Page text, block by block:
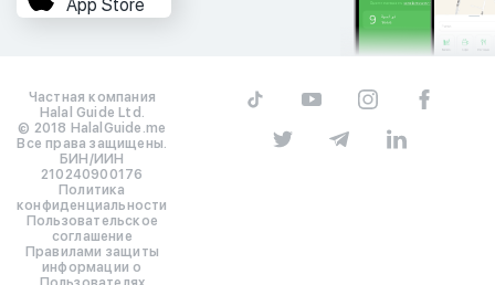
App Store
Частная компания
Halal Guide Ltd.
© 2018 HalalGuide.me
Все права защищены.
БИН/ИИН
210240900176
Политика
конфиденциальности
Пользовательское
соглашение
Правилами защиты
информации о